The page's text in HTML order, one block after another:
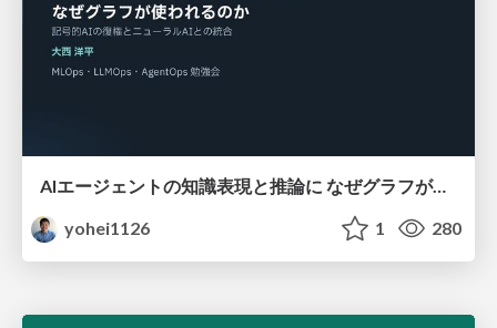
AIエージェントの知識表現と推論に なぜグラフが使われるのか - 記号的AIの復権とニューラルAIとの統合
yohei1126
1 280